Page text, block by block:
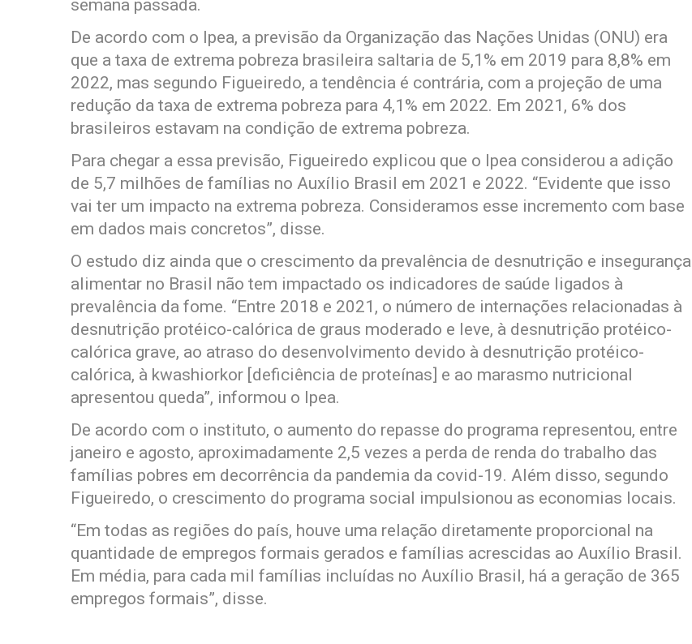
semana passada.
De acordo com o Ipea, a previsão da Organização das Nações Unidas (ONU) era
que a taxa de extrema pobreza brasileira saltaria de 5,1% em 2019 para 8,8% em
2022, mas segundo Figueiredo, a tendência é contrária, com a projeção de uma
redução da taxa de extrema pobreza para 4,1% em 2022. Em 2021, 6% dos
brasileiros estavam na condição de extrema pobreza.
Para chegar a essa previsão, Figueiredo explicou que o Ipea considerou a adição
de 5,7 milhões de famílias no Auxílio Brasil em 2021 e 2022. “Evidente que isso
vai ter um impacto na extrema pobreza. Consideramos esse incremento com base
em dados mais concretos”, disse.
O estudo diz ainda que o crescimento da prevalência de desnutrição e insegurança
alimentar no Brasil não tem impactado os indicadores de saúde ligados à
prevalência da fome. “Entre 2018 e 2021, o número de internações relacionadas à
desnutrição protéico-calórica de graus moderado e leve, à desnutrição protéico-
calórica grave, ao atraso do desenvolvimento devido à desnutrição protéico-
calórica, à kwashiorkor [deficiência de proteínas] e ao marasmo nutricional
apresentou queda”, informou o Ipea.
De acordo com o instituto, o aumento do repasse do programa representou, entre
janeiro e agosto, aproximadamente 2,5 vezes a perda de renda do trabalho das
famílias pobres em decorrência da pandemia da covid-19. Além disso, segundo
Figueiredo, o crescimento do programa social impulsionou as economias locais.
“Em todas as regiões do país, houve uma relação diretamente proporcional na
quantidade de empregos formais gerados e famílias acrescidas ao Auxílio Brasil.
Em média, para cada mil famílias incluídas no Auxílio Brasil, há a geração de 365
empregos formais”, disse.